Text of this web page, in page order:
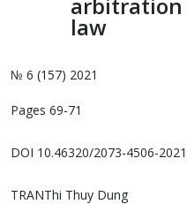
law
№ 6 (157) 2021
Pages 69-71
DOI 10.46320/2073-4506-
TRANThi Thuy Dung